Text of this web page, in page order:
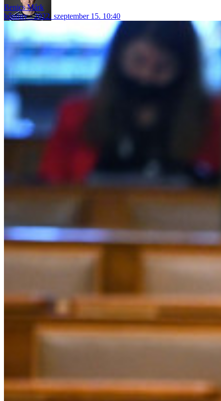
Benics Márk
bűnügy
2022. szeptember 15. 10:40